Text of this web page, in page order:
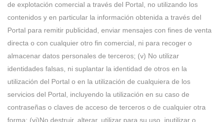
de explotación comercial a través del Portal, no utilizando los
contenidos y en particular la información obtenida a través del
Portal para remitir publicidad, enviar mensajes con fines de venta
directa o con cualquier otro fin comercial, ni para recoger o
almacenar datos personales de terceros; (v) No utilizar
identidades falsas, ni suplantar la identidad de otros en la
utilización del Portal o en la utilización de cualquiera de los
servicios del Portal, incluyendo la utilización en su caso de
contraseñas o claves de acceso de terceros o de cualquier otra
forma; (vi)No destruir, alterar, utilizar para su uso, inutilizar o